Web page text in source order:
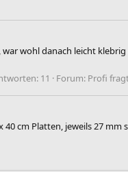
wohl danach leicht
11 Forum: Profi
40 cm Platten, jeweils 27